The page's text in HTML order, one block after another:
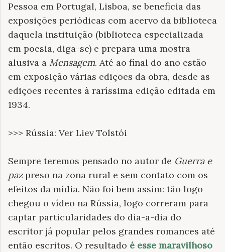
Pessoa em Portugal, Lisboa, se beneficia das
exposições periódicas com acervo da biblioteca
daquela instituição (biblioteca especializada
em poesia, diga-se) e prepara uma mostra
alusiva a Mensagem. Até ao final do ano estão
em exposição várias edições da obra, desde as
edições recentes à raríssima edição editada em
1934.
>>> Rússia: Ver Liev Tolstói
Sempre teremos pensado no autor de Guerra e
pazpreso na zona rural e sem contato com os
efeitos da mídia. Não foi bem assim: tão logo
chegou o vídeo na Rússia, logo correram para
captar particularidades do dia-a-dia do
escritor já popular pelos grandes romances até
então escritos. O resultado é esse maravilhoso